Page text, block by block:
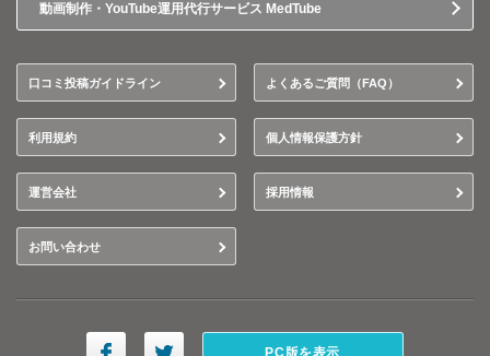
動画制作・YouTube運用代行サービス MedTube
口コミ投稿ガイドライン よくあるご質問（FAQ）
利用規約 個人情報保護方針
運営会社 採用情報
お問い合わせ
PC版を表示